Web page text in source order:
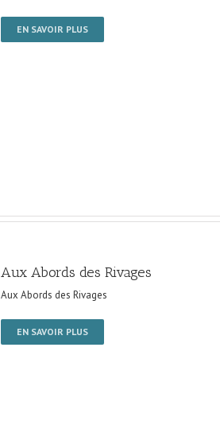
EN SAVOIR PLUS
Aux Abords des Rivages
Aux Abords des Rivages
EN SAVOIR PLUS